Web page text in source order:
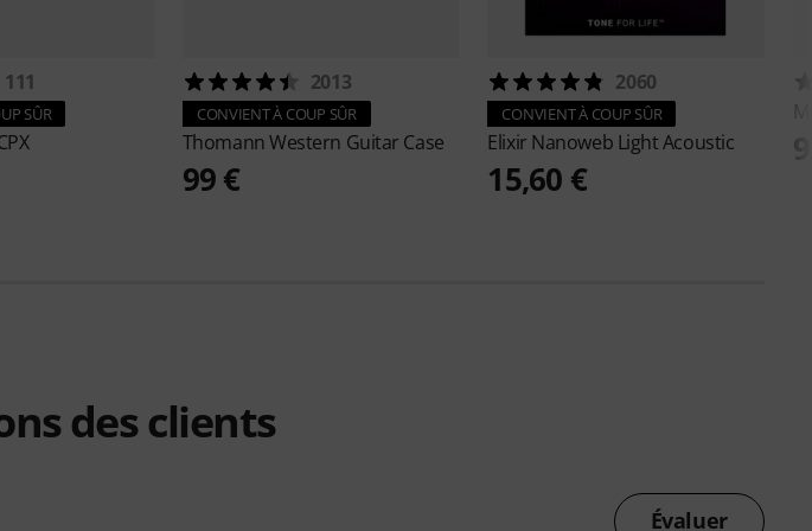
111
SÛR
2013
CONVIENT À COUP SÛR
ThomannWestern Guitar Case
99 €
2060
CONVIENT À COUP SÛR
Elixir Nanoweb Light Acoustic
15,60 €
des clients
Évaluer